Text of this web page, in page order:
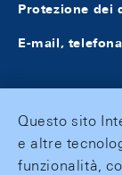
Protezione dei
E-mail,
Questo sito
e altre
funzionalità,